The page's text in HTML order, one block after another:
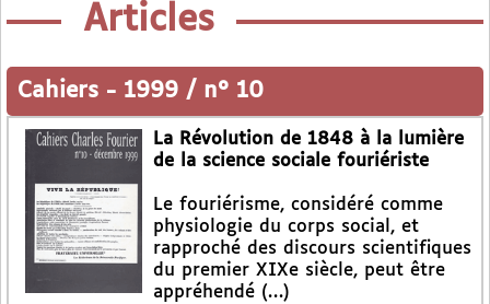
Articles
Cahiers - 1999 / n° 10
La Révolution de 1848 à la lumière
de la science sociale fouriériste
Le fouriérisme, considéré comme
physiologie du corps social, et
rapproché des discours scientifiques
du premier XIXe siècle, peut être
appréhendé (…)